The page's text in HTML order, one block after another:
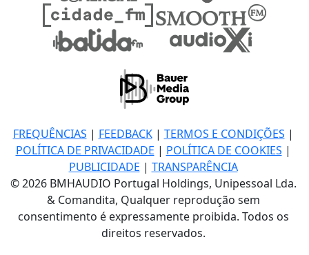
FREQUÊNCIAS | FEEDBACK| TERMOS E CONDIÇÕES |
POLÍTICA DE PRIVACIDADE | POLÍTICA DE COOKIES |
PUBLICIDADE | TRANSPARÊNCIA
© 2026 BMHAUDIO Portugal Holdings, Unipessoal Lda.
& Comandita, Qualquer reprodução sem
consentimento é expressamente proibida. Todos os
direitos reservados.